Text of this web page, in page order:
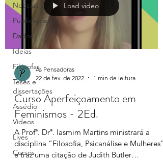
Notícias
Publicações
Dados
Ideias
Filósofas
Teses e
dissertações
Assédio
Vídeos
Lives
Cursos
Load video
As Pensadoras
22 de fev. de 2022
1 min de leitura
Curso Aperfeiçoamento em
Feminismos - 2Ed.
A Profª. Drª. Iasmim Martins ministrará a
disciplina “Filosofia, Psicanálise e Mulheres”
e traz uma citação de Judith Butler